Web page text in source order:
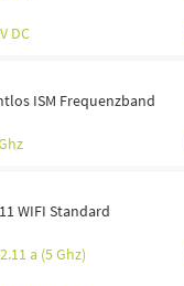
DC
ISM Frequenzband
WIFI Standard
a (5 Ghz)